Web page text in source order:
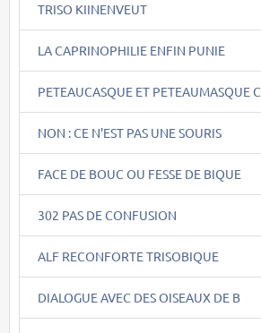
TRISO KIINENVEUT
LA CAPRINOPHILIE ENFIN PUNIE
PETEAUCASQUE ET PETEAUMASQUE C
NON : CE N'EST PAS UNE SOURIS
FACE DE BOUC OU FESSE DE BIQUE
302 PAS DE CONFUSION
ALF RECONFORTE TRISOBIQUE
DIALOGUE AVEC DES OISEAUX DE B